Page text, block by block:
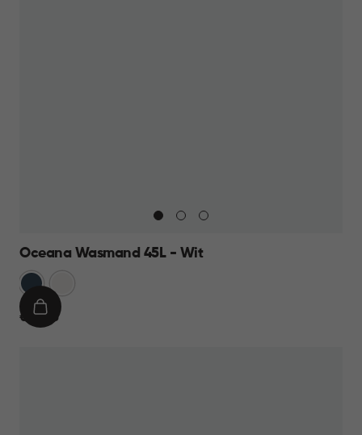
Oceana Wasmand 45L - Wit
Blauw
€
€ 12,95
IN